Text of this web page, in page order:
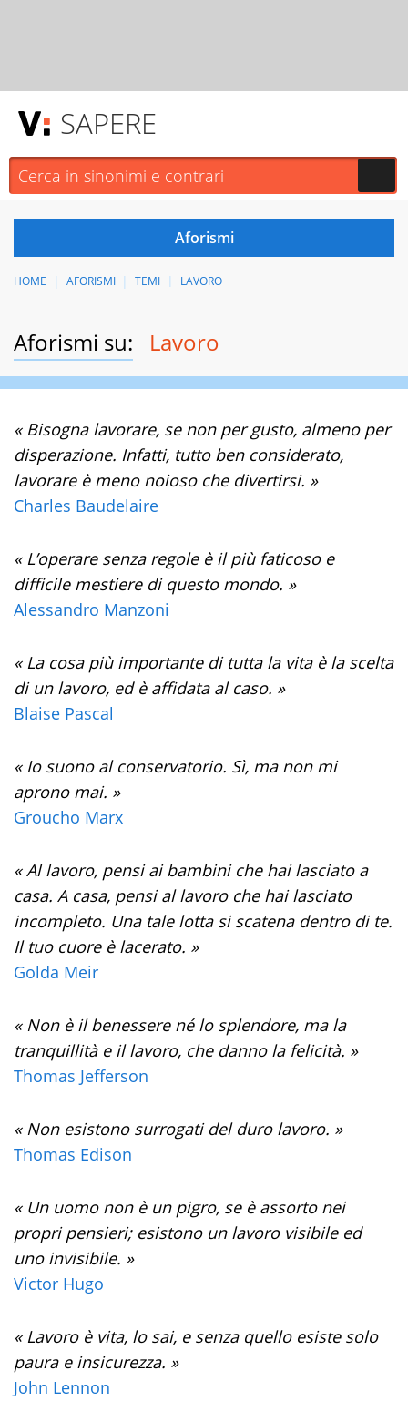
SAPERE
HOME AFORISMI TEMI LAVORO
Aforismi su: Lavoro
« Bisogna lavorare, se non per gusto, almeno per
disperazione. Infatti, tutto ben considerato,
lavorare è meno noioso che divertirsi. »
Charles Baudelaire
« L’operare senza regole è il più faticoso e
difficile mestiere di questo mondo. »
Alessandro Manzoni
« La cosa più importante di tutta la vita è la scelta
di un lavoro, ed è affidata al caso. »
Blaise Pascal
« Io suono al conservatorio. Sì, ma non mi
aprono mai. »
Groucho Marx
« Al lavoro, pensi ai bambini che hai lasciato a
casa. A casa, pensi al lavoro che hai lasciato
incompleto. Una tale lotta si scatena dentro di te.
Il tuo cuore è lacerato. »
Golda Meir
« Non è il benessere né lo splendore, ma la
tranquillità e il lavoro, che danno la felicità. »
Thomas Jefferson
« Non esistono surrogati del duro lavoro. »
Thomas Edison
« Un uomo non è un pigro, se è assorto nei
propri pensieri; esistono un lavoro visibile ed
uno invisibile. »
Victor Hugo
« Lavoro è vita, lo sai, e senza quello esiste solo
paura e insicurezza. »
John Lennon